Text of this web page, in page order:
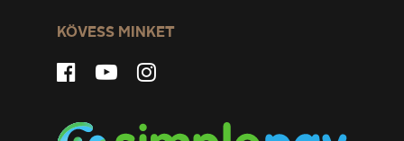
KÖVESS MINKET